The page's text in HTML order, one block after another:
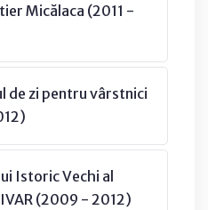
Micălaca (2011 -
de zi pentru vârstnici
Istoric Vechi al
(2009 - 2012)